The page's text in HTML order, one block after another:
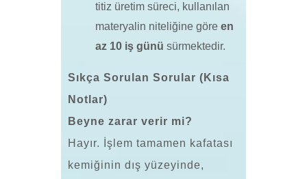
titiz üretim süreci, kullanılan
materyalin niteliğine göre en
az 10 iş günü sürmektedir.
Sıkça Sorulan Sorular (Kısa
Notlar)
Beyne zarar verir mi?
Hayır. İşlem tamamen kafatası
kemiğinin dış yüzeyinde,